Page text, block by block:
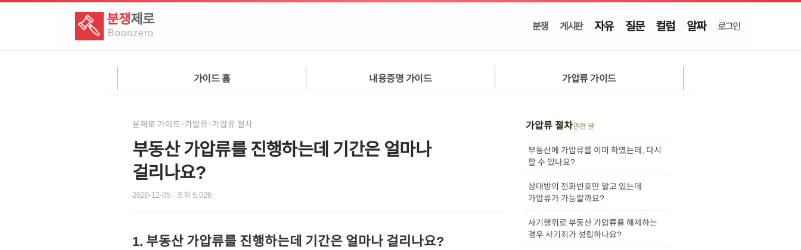
분쟁제로
Boonzero 분쟁 게시판 자유 질문 컬럼 알짜 로그인
가이드 홈 내용증명 가이드 가압류 가이드
분제로 가이드>가압류>가압류 절차
부동산 가압류를 진행하는데 기간은 얼마나
걸리나요?
2020-12-05 · 조회 5,026
1. 부동산 가압류를 진행하는데 기간은 얼마나 걸리나요?
가압류 절차관련 글
부동산에 가압류를 이미 하였는데, 다시
할 수 있나요?
상대방의 전화번호만 알고 있는데
가압류가 가능할까요?
사기행위로 부동산 가압류를 해제하는
경우 사기죄가 성립하나요?